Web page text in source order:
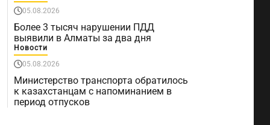
05.08.2026
Более 3 тысяч нарушении ПДД
выявили в Алматы за два дня
Новости
05.08.2026
Министерство транспорта обратилось
к казахстанцам с напоминанием в
период отпусков